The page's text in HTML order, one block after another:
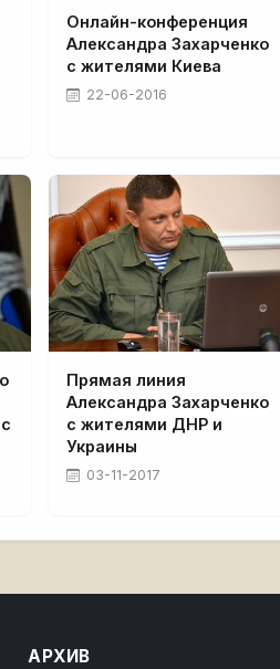
Онлайн-конференция
Александра Захарченко
с жителями Киева
22-06-2016
Прямая линия
Александра Захарченко
с жителями ДНР и
Украины
03-11-2017
АРХИВ